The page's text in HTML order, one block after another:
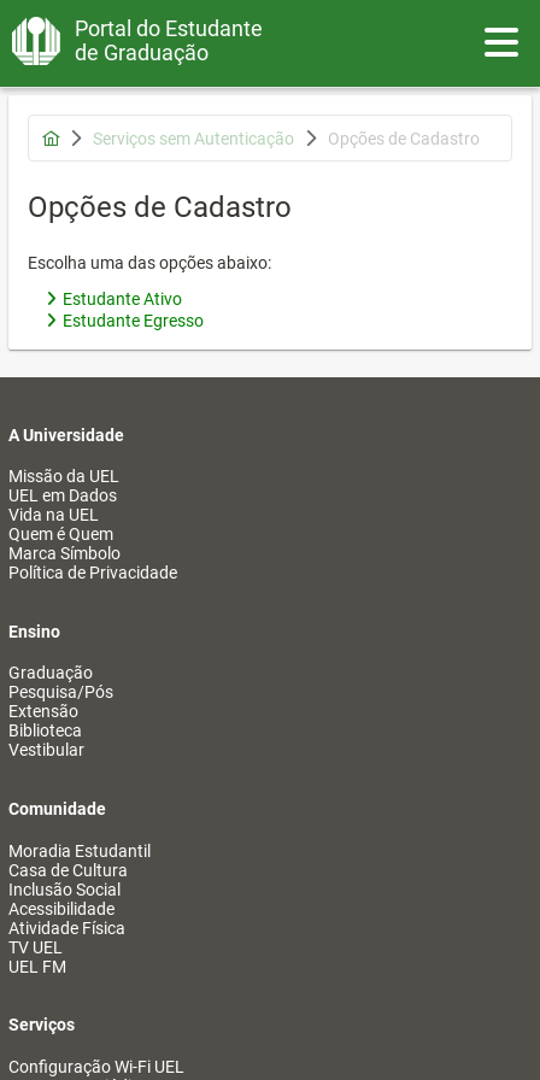
Portal do Estudante
de Graduação
Serviços sem Autenticação Opções de Cadastro
Opções de Cadastro
Escolha uma das opções abaixo:
Estudante Ativo
Estudante Egresso
A Universidade
Missão da UEL
UEL em Dados
Vida na UEL
Quem é Quem
Marca Símbolo
Política de Privacidade
Ensino
Graduação
Pesquisa/Pós
Extensão
Biblioteca
Vestibular
Comunidade
Moradia Estudantil
Casa de Cultura
Inclusão Social
Acessibilidade
Atividade Física
TV UEL
UEL FM
Serviços
Configuração Wi-Fi UEL